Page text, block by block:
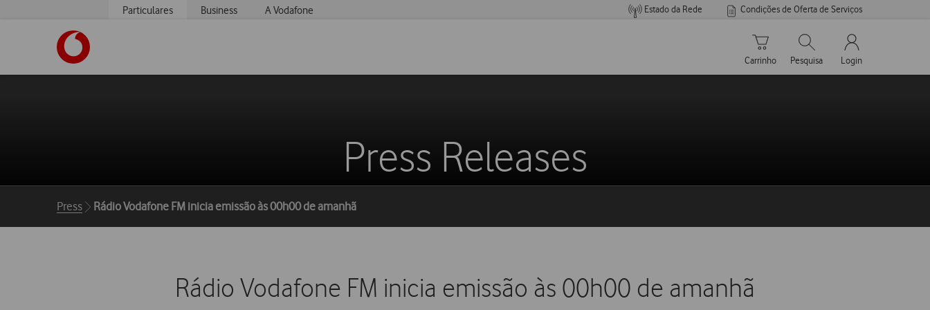
Particulares Business A Vodafone Estado da Rede Condições de Oferta de Serviços
Carrinho de compras
Carrinho
Pesquisar
Pesquisa
My Vodafone
Login
Press Releases
Breadcrumbs
Press Rádio Vodafone FM inicia emissão às 00h00 de amanhã
Rádio Vodafone FM inicia emissão às 00h00 de amanhã